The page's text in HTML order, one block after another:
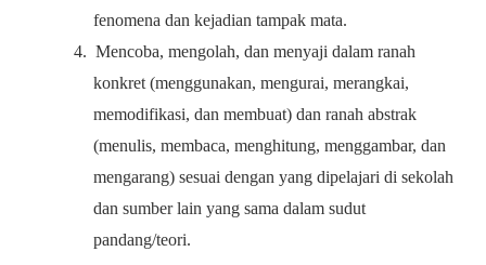
fenomena dan kejadian tampak mata.
4. Mencoba, mengolah, dan menyaji dalam ranah
konkret (menggunakan, mengurai, merangkai,
memodifikasi, dan membuat) dan ranah abstrak
(menulis, membaca, menghitung, menggambar, dan
mengarang) sesuai dengan yang dipelajari di sekolah
dan sumber lain yang sama dalam sudut
pandang/teori.